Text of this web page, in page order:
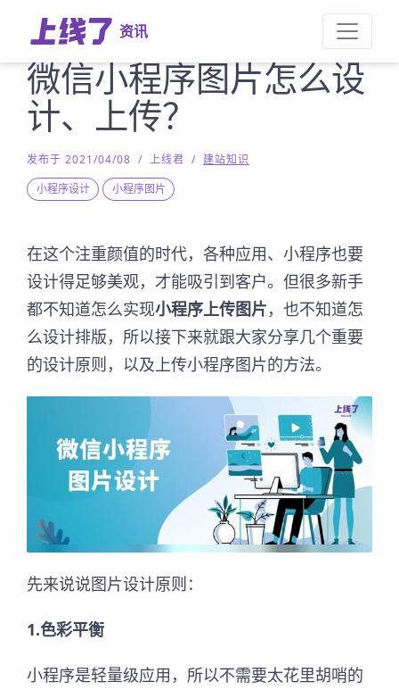
资讯
微信小程序图片怎么设
计、上传？
发布于 2021/04/08 / 上线君 / 建站知识
小程序设计
小程序图片
在这个注重颜值的时代，各种应用、小程序也要
设计得足够美观，才能吸引到客户。但很多新手
都不知道怎么实现小程序上传图片，也不知道怎
么设计排版，所以接下来就跟大家分享几个重要
的设计原则，以及上传小程序图片的方法。
先来说说图片设计原则：
1.色彩平衡
小程序是轻量级应用，所以不需要太花里胡哨的